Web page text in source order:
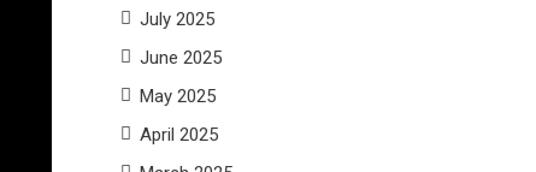
July 2025
June 2025
May 2025
April 2025